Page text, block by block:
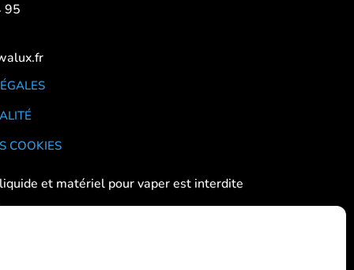
95
COOKIES
et matériel pour vaper est interdite